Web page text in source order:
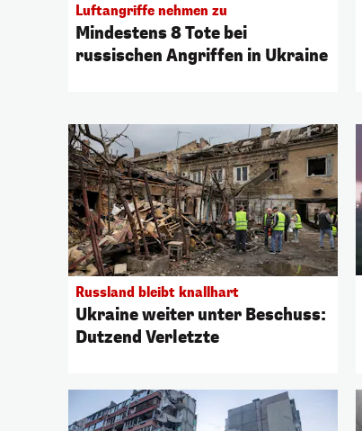
Luftangriffe nehmen zu
Mindestens 8 Tote bei
russischen Angriffen in Ukraine
Russland bleibt knallhart
Ukraine weiter unter Beschuss:
Dutzend Verletzte